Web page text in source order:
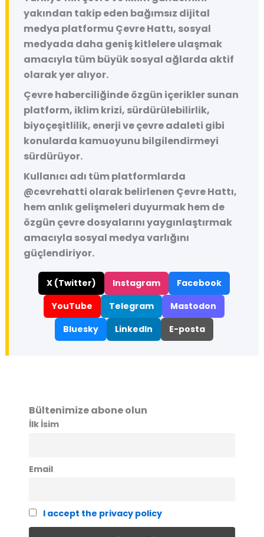
yakından takip eden bağımsız dijital
medya platformu Çevre Hattı, sosyal
medyada daha geniş kitlelere ulaşmak
amacıyla tüm büyük sosyal ağlarda aktif
olarak yer alıyor.
Çevre haberciliğinde özgün içerikler sunan
platform, iklim krizi, sürdürülebilirlik,
biyoçeşitlilik, enerji ve çevre adaleti gibi
konularda kamuoyunu bilgilendirmeyi
sürdürüyor.
Kullanıcı adı tüm platformlarda
@cevrehatti olarak belirlenen Çevre Hattı,
hem anlık gelişmeleri duyurmak hem de
özgün çevre dosyalarını yaygınlaştırmak
amacıyla sosyal medya varlığını
güçlendiriyor.
X (Twitter) Instagram
Facebook
YouTube
Telegram
Mastodon
Bluesky
LinkedIn E-posta
Bültenimize abone olun
İlk İsim
Email
I accept the privacy policy